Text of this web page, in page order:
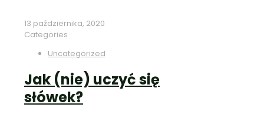
13 października, 2020
Categories
Uncategorized
Jak (nie) uczyć się
słówek?